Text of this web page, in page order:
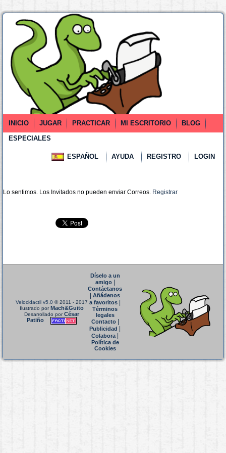
INICIO JUGAR PRACTICAR MI ESCRITORIO
BLOG
ESPECIALES
ESPAÑOL AYUDA REGISTRO LOGIN
Lo sentimos. Los Invitados no pueden enviar Correos. Registrar
Velocidactil v5.0 © 2011 - 2017
Ilustrado porMach&Guito
Desarrollado porCésar
Patiño
Díselo a un
amigo|
Contáctanos
Añádenos
a favoritos
Términos
legales
Contacto|
Publicidad
Colabora|
Política de
Cookies